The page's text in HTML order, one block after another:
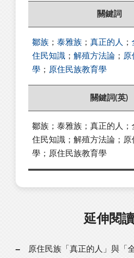
關鍵詞
鄒族 ； 泰雅族 ； 真正的人 ；
住民知識 ； 解殖方法論 ； 原
學 ； 原住民族教育學
關鍵詞(英)
鄒族；泰雅族；真正的人；
住民知識；解殖方法論；原
學；原住民族教育學
延伸閱讀
原住民族「真正的人」與「